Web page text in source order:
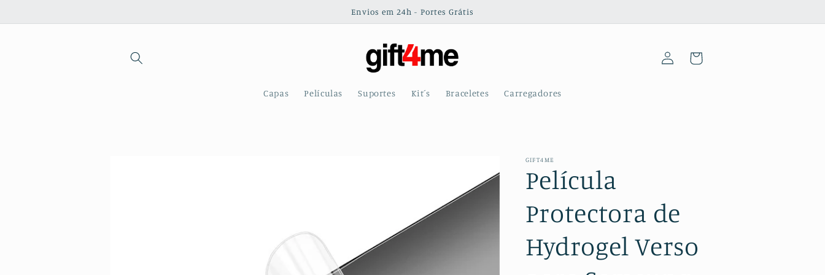
conteúdo
Envios em 24h - Portes Grátis
Capas Películas Suportes Kit´s Braceletes Carregadores
Iniciar
sessão
Carrinho
GIFT4ME
Película
Protectora de
Hydrogel Verso